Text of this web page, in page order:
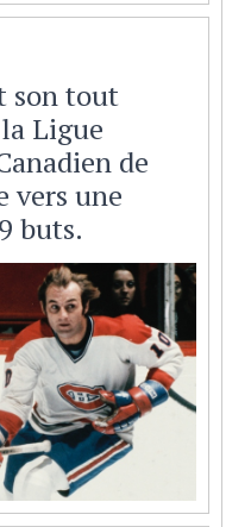
son tout
Ligue
de
vers une
buts.